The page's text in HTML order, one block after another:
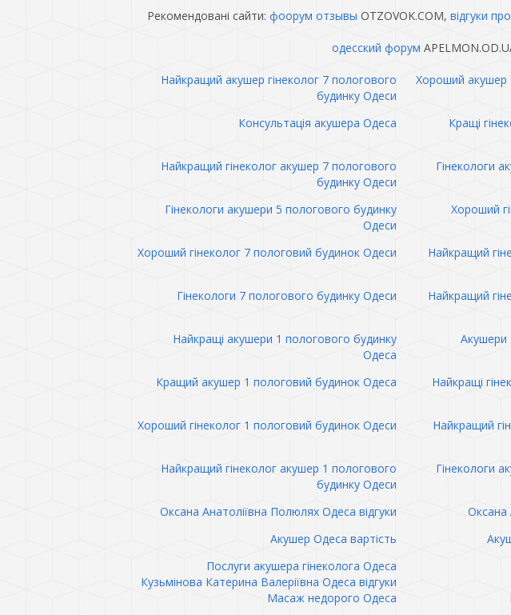
Рекомендовані сайти: фоорум отзывы OTZOVOK.COM, відгуки
одесский форум
Найкращий акушер гінеколог 7 пологового
будинку Одеси
Хороший акушер
Консультація акушера Одеса
Кращі
Найкращий гінеколог акушер 7 пологового
будинку Одеси
Гінекологи
Гінекологи акушери 5 пологового будинку
Одеси
Хороший
Хороший гінеколог 7 пологовий будинок Одеси
Найкращий
Гінекологи 7 пологового будинку Одеси
Найкращий
Найкращі акушери 1 пологового будинку
Одеса
Акушери
Кращий акушер 1 пологовий будинок Одеса
Найкращі
Хороший гінеколог 1 пологовий будинок Одеси
Найкращий
Найкращий гінеколог акушер 1 пологового
будинку Одеси
Гінекологи
Оксана Анатоліївна Полюлях Одеса відгуки Оксана
Акушер Одеса вартість
Послуги акушера гінеколога Одеса
Кузьмінова Катерина Валеріївна Одеса відгуки
Масаж недорого Одеса